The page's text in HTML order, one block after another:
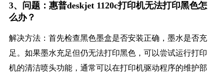
3、问题：惠普deskjet 1120c打印机无法打印黑色怎
么办？
解决方法：首先检查黑色墨盒是否安装正确，墨水是否充
足。如果墨水充足但仍无法打印黑色，可以尝试运行打印
机的清洁喷头功能，通常可以在打印机驱动程序的维护部